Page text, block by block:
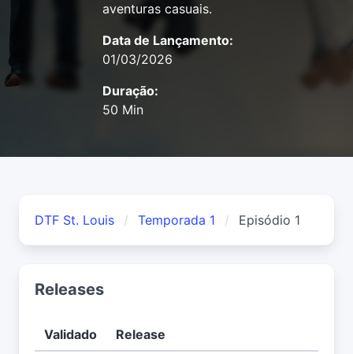
aventuras casuais.
Data de Lançamento:
01/03/2026
Duração:
50 Min
DTF St. Louis Temporada 1 Episódio 1
Releases
Validado Release